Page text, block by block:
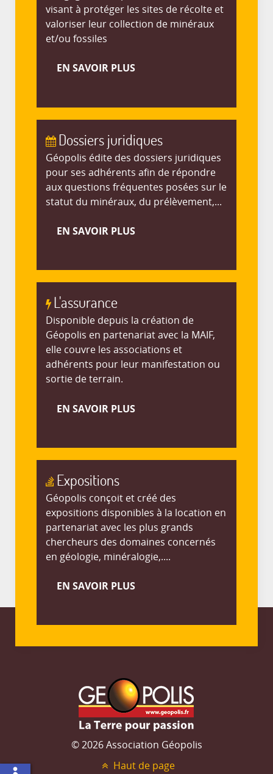
visant à protéger les sites de récolte et
valoriser leur collection de minéraux
et/ou fossiles
EN SAVOIR PLUS
Dossiers juridiques
Géopolis édite des dossiers juridiques
pour ses adhérents afin de répondre
aux questions fréquentes posées sur le
statut du minéraux, du prélèvement,...
EN SAVOIR PLUS
L'assurance
Disponible depuis la création de
Géopolis en partenariat avec la MAIF,
elle couvre les associations et
adhérents pour leur manifestation ou
sortie de terrain.
EN SAVOIR PLUS
Expositions
Géopolis conçoit et créé des
expositions disponibles à la location en
partenariat avec les plus grands
chercheurs des domaines concernés
en géologie, minéralogie,....
EN SAVOIR PLUS
© 2026 Association Géopolis
Haut de page